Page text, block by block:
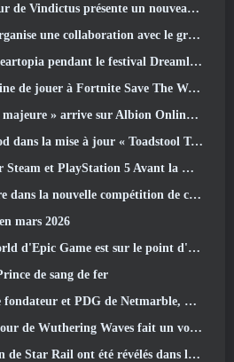
un nouveau raid où les joueurs affronteront le gardien de Caliburn
avec le groupe de heavy metal suédois Sabaton
pendant le festival Dreamlight Cinematics
Fortnite Save The World une fois qu'il sera gratuit?
» arrive sur Albion Online en avril
la mise à jour « Toadstool Tales » de Palia
PlayStation 5 Avant la marche 23 Lancement
champions d'Eridu's Hollow dans la prochaine mise à jour de Zenless Zone Zero
mars 2026
Game est sur le point d'être gratuit
de sang de fer
Ken Kim, à propos de MONGIL: Plongée dans les étoiles
Waves fait un voyage du « côté obscur »
ont été révélés dans le 4.1 Programme spécial